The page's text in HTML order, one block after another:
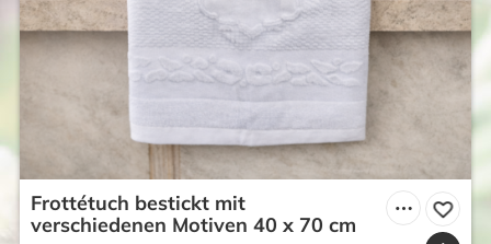
Frottétuch bestickt mit
verschiedenen Motiven 40 x 70 cm